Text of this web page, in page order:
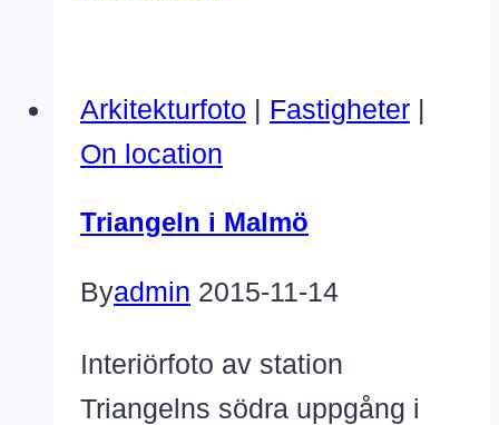
Mattsson
Arkitekturfoto | Fastigheter |
On location
Triangeln i Malmö
Byadmin 2015-11-14
Interiörfoto av station
Triangelns södra uppgång i